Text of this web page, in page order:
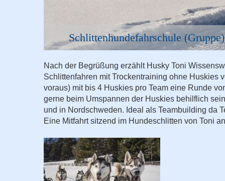
Schlittenhundefahrschule (Gruppe)
Nach der Begrüßung erzählt Husky Toni
Schlittenfahren mit Trockentraining ohne Huskies
voraus) mit bis 4 Huskies pro Team eine Runde
gerne beim Umspannen der Huskies behilflich
und in Nordschweden. Ideal als Teambuilding da
Eine Mitfahrt sitzend im Hundeschlitten von Toni